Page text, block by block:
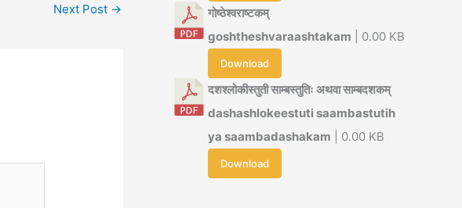
Next Post →
गोष्ठेश्वराष्टकम्
goshtheshvaraashtakam | 0.00 KB
Download
दशश्लोकीस्तुती साम्बस्तुतिः अथवा साम्बदशकम्
dashashlokeestuti saambastutih
ya saambadashakam | 0.00 KB
Download